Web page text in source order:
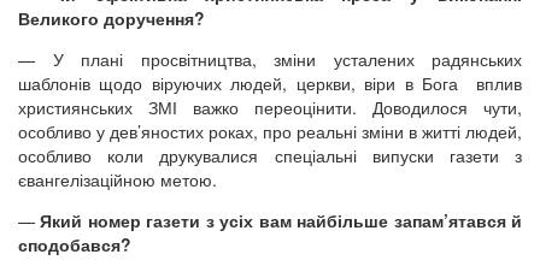
Великого доручення?
— У плані просвітництва, зміни усталених радянських
шаблонів щодо віруючих людей, церкви, віри в Бога вплив
християнських ЗМІ важко переоцінити. Доводилося чути,
особливо у дев’яностих роках, про реальні зміни в житті людей,
особливо коли друкувалися спеціальні випуски газети з
євангелізаційною метою.
— Який номер газети з усіх вам найбільше запам’ятався й
сподобався?